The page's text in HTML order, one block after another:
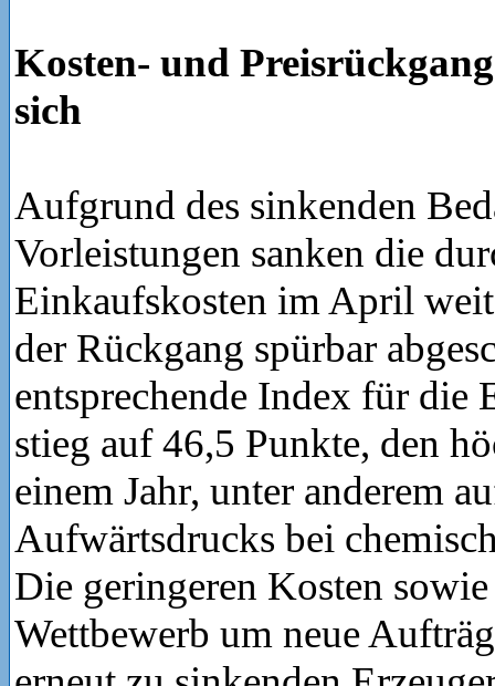
Kosten- und
sich
Aufgrund des sinkenden
Vorleistungen sanken die
Einkaufskosten im April
der Rückgang spürbar
entsprechende Index für die
stieg auf 46,5 Punkte, den
einem Jahr, unter anderem
Aufwärtsdrucks bei
Die geringeren Kosten
Wettbewerb um neue